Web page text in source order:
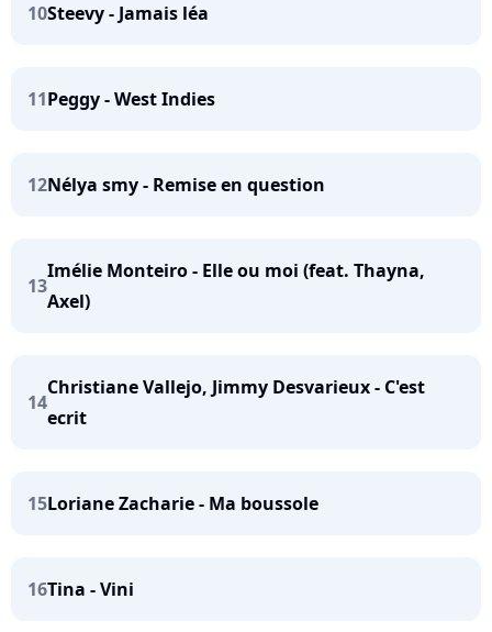
10Steevy - Jamais léa
11Peggy - West Indies
12Nélya smy - Remise en question
13
Imélie Monteiro - Elle ou moi (feat. Thayna,
Axel)
14
Christiane Vallejo, Jimmy Desvarieux - C'est
ecrit
15Loriane Zacharie - Ma boussole
16Tina - Vini